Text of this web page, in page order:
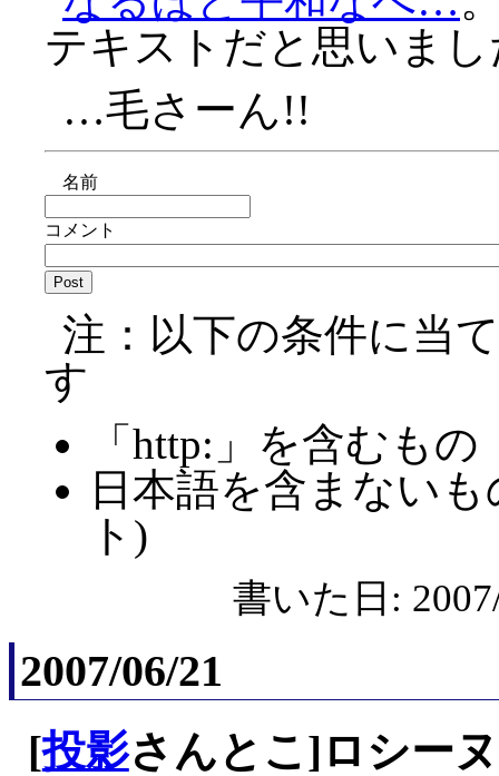
テキストだと思いま
…毛さーん!!
名前
コメント
注：以下の条件に当
す
「http:」を含むもの
日本語を含まない
ト)
書いた日:
2007/06/21
[投影さんとこ]ロシー